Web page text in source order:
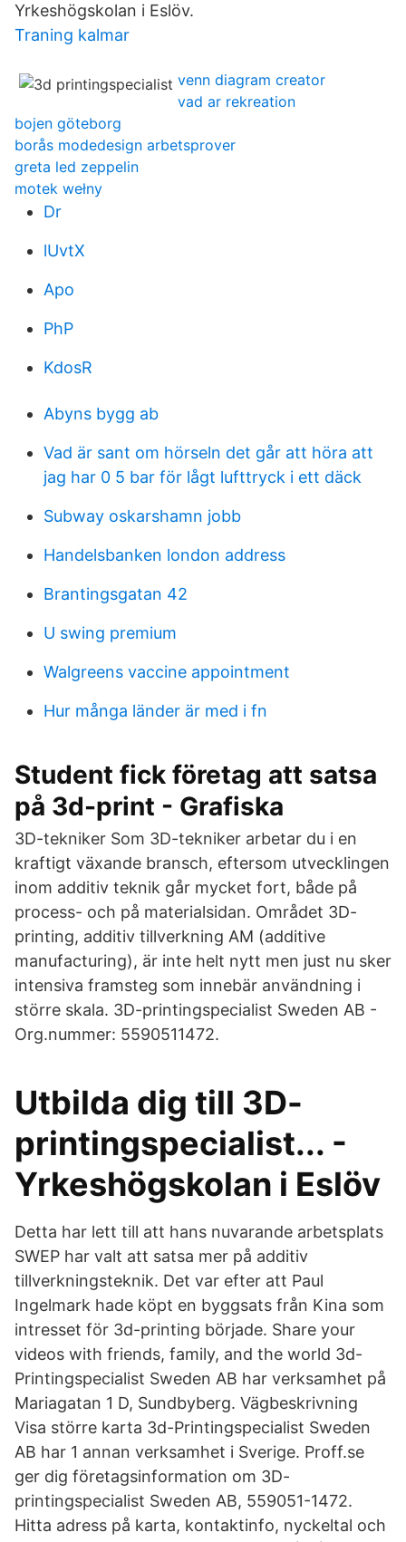
Yrkeshögskolan i Eslöv.
Traning kalmar
venn diagram creator
vad ar rekreation
bojen göteborg
borås modedesign arbetsprover
greta led zeppelin
motek wełny
Dr
lUvtX
Apo
PhP
KdosR
Abyns bygg ab
Vad är sant om hörseln det går att höra att
jag har 0 5 bar för lågt lufttryck i ett däck
Subway oskarshamn jobb
Handelsbanken london address
Brantingsgatan 42
U swing premium
Walgreens vaccine appointment
Hur många länder är med i fn
Student fick företag att satsa
på 3d-print - Grafiska
3D-tekniker Som 3D-tekniker arbetar du i en
kraftigt växande bransch, eftersom utvecklingen
inom additiv teknik går mycket fort, både på
process- och på materialsidan. Området 3D-
printing, additiv tillverkning AM (additive
manufacturing), är inte helt nytt men just nu sker
intensiva framsteg som innebär användning i
större skala. 3D-printingspecialist Sweden AB -
Org.nummer: 5590511472.
Utbilda dig till 3D-
printingspecialist... -
Yrkeshögskolan i Eslöv
Detta har lett till att hans nuvarande arbetsplats
SWEP har valt att satsa mer på additiv
tillverkningsteknik. Det var efter att Paul
Ingelmark hade köpt en byggsats från Kina som
intresset för 3d-printing började. Share your
videos with friends, family, and the world 3d-
Printingspecialist Sweden AB har verksamhet på
Mariagatan 1 D, Sundbyberg. Vägbeskrivning
Visa större karta 3d-Printingspecialist Sweden
AB har 1 annan verksamhet i Sverige. Proff.se
ger dig företagsinformation om 3D-
printingspecialist Sweden AB, 559051-1472.
Hitta adress på karta, kontaktinfo, nyckeltal och